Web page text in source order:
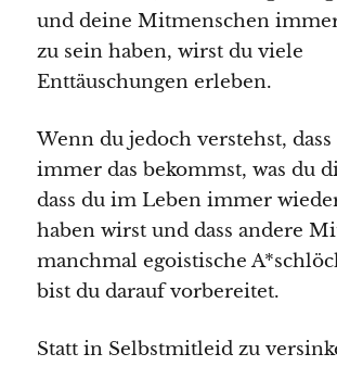
und deine Mitmenschen
zu sein haben, wirst du viele
Enttäuschungen erleben.
Wenn du jedoch verstehst,
immer das bekommst, was du
dass du im Leben immer
haben wirst und dass andere
manchmal egoistische
bist du darauf vorbereitet.
Statt in Selbstmitleid zu